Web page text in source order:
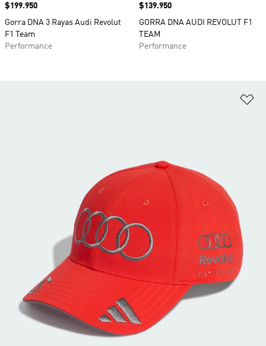
Precio
$199.950
Gorra DNA 3 Rayas Audi Revolut
F1 Team
Performance
Precio
$139.950
GORRA DNA AUDI REVOLUT F1
TEAM
Performance